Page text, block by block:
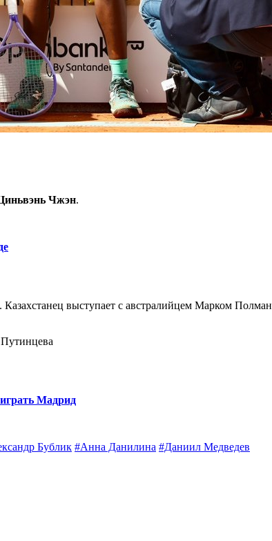
Чжэн.
. Казахстанец выступает с австралийцем Марком
Мадрид
Бублик #Анна Данилина #Даниил Медведев